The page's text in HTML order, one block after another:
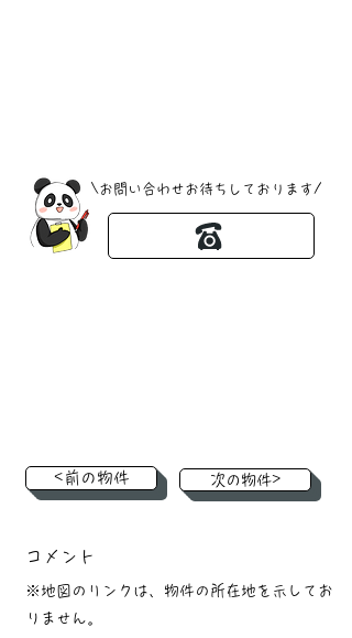
​\お問い合わせお待ちしております/
<前の物件 次の物件>
コメント
※地図のリンクは、物件の所在地を示してお
りません。